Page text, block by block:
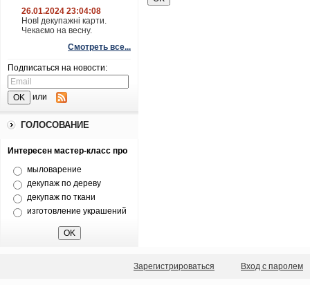
26.01.2024 23:04:08
НовІ декупажні карти.
Чекаємо на весну.
Смотреть все...
Подписаться на новости:
или
ГОЛОСОВАНИЕ
Интересен мастер-класс про
мыловарение
декупаж по дереву
декупаж по ткани
изготовление украшений
Зарегистрироваться Вход с паролем